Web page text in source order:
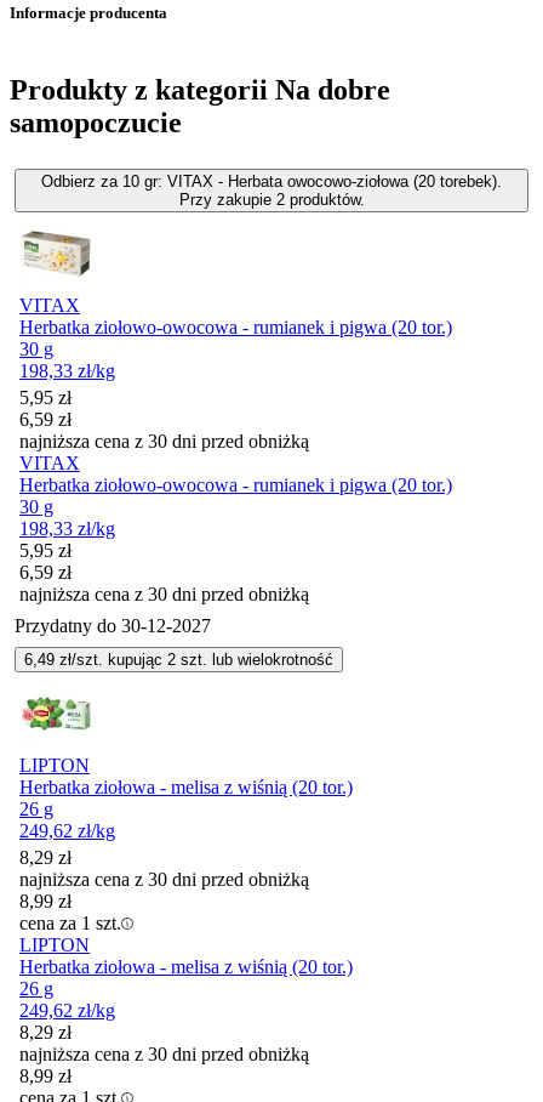
Informacje producenta
Produkty z kategorii Na dobre
samopoczucie
Odbierz za 10 gr: VITAX - Herbata owocowo-ziołowa (20 torebek).
Przy zakupie 2 produktów.
VITAX
Herbatka ziołowo-owocowa - rumianek i pigwa (20 tor.)
30 g
198,33 zł/kg
Cena promocyjna
5,95 zł
6,59 zł
najniższa cena z 30 dni przed obniżką
VITAX
Herbatka ziołowo-owocowa - rumianek i pigwa (20 tor.)
30 g
198,33 zł/kg
Cena promocyjna
5,95 zł
6,59 zł
najniższa cena z 30 dni przed obniżką
Przydatny do 30-12-2027
6,49 zł/szt. kupując 2 szt. lub wielokrotność
LIPTON
Herbatka ziołowa - melisa z wiśnią (20 tor.)
26 g
249,62 zł/kg
8,29 zł
najniższa cena z 30 dni przed obniżką
8,99 zł
cena za 1 szt.
LIPTON
Herbatka ziołowa - melisa z wiśnią (20 tor.)
26 g
249,62 zł/kg
8,29 zł
najniższa cena z 30 dni przed obniżką
8,99 zł
cena za 1 szt.